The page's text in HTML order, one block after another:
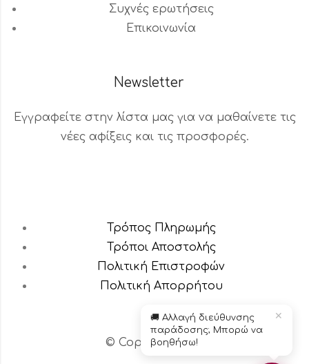
Συχνές ερωτήσεις
Επικοινωνία
Newsletter
Εγγραφείτε στην λίστα μας για να μαθαίνετε τις
νέες αφίξεις και τις προσφορές.
Τρόπος Πληρωμής
Τρόποι Αποστολής
Πολιτική Επιστροφών
Πολιτική Aπορρήτου
© Copyright 2024 – Το κεράδικο
✕
🚚 Αλλαγή διεύθυνσης
παράδοσης; Μπορώ να
βοηθήσω!
Βοηθός Παραγγελιών